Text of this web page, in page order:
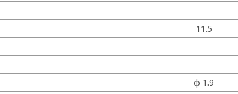
11.5
φ 1.9